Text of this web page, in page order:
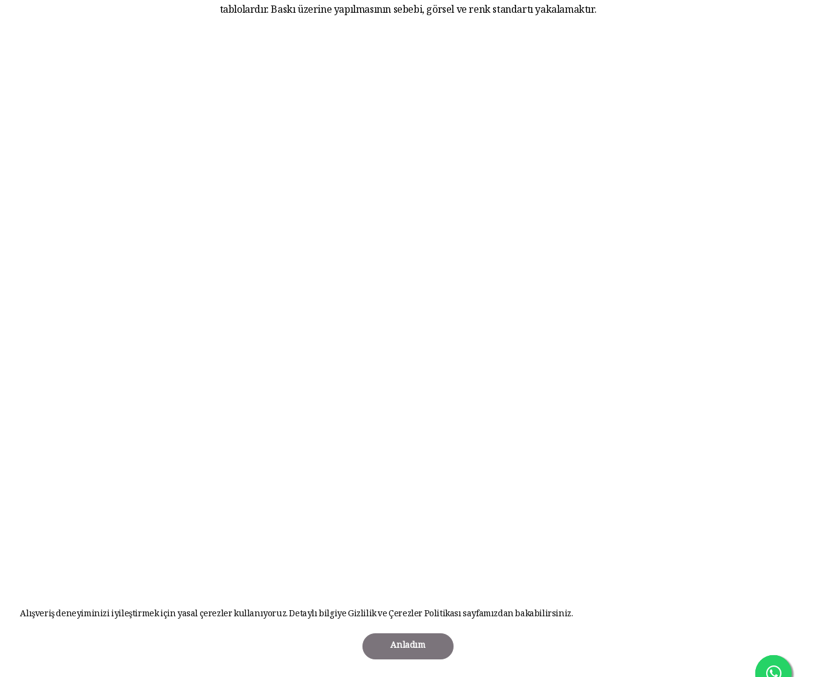
Alışveriş deneyiminizi iyileştirmek için yasal çerezler kullanıyoruz. Detaylı bilgiyeGizlilik ve Çerezler Politikasısayfamızdan bakabilirsiniz.
Anladım
tablolardır. Baskı üzerine yapılmasının sebebi, görsel ve renk standartı yakalamaktır.